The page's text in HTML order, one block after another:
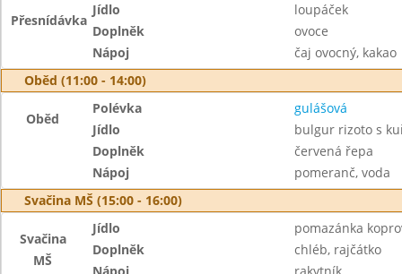
Přesnídávka
Jídlo
loupáček
Doplněk
ovoce
Nápoj
čaj ovocný, kakao
Oběd (11:00 - 14:00)
Oběd
Polévka
gulášová
Jídlo
bulgur rizoto s
Doplněk
červená řepa
Nápoj
pomeranč, voda
Svačina MŠ (15:00 - 16:00)
Svačina
MŠ
Jídlo
pomazánka
Doplněk
chléb, rajčátko